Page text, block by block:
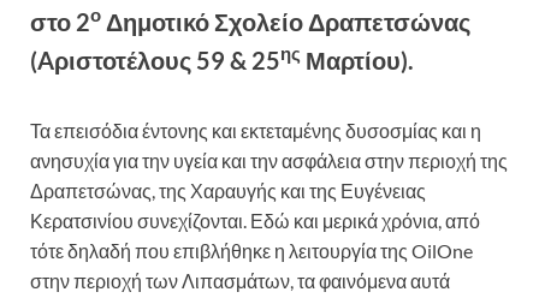
στο 2ο Δημοτικό Σχολείο Δραπετσώνας
(Aριστοτέλους 59 & 25ης Μαρτίου).
Τα επεισόδια έντονης και εκτεταμένης δυσοσμίας και η
ανησυχία για την υγεία και την ασφάλεια στην περιοχή της
Δραπετσώνας, της Χαραυγής και της Ευγένειας
Κερατσινίου συνεχίζονται. Εδώ και μερικά χρόνια, από
τότε δηλαδή που επιβλήθηκε η λειτουργία της OilOne
στην περιοχή των Λιπασμάτων, τα φαινόμενα αυτά